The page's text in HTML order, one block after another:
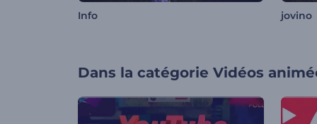
Info jovino
Dans la catégorie Vidéos